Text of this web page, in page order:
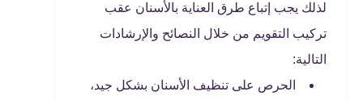
لذلك يجب إتباع طرق العناية بالأسنان عقب
تركيب التقويم من خلال النصائح والإرشادات
التالية:
الحرص على تنظيف الأسنان بشكل جيد،